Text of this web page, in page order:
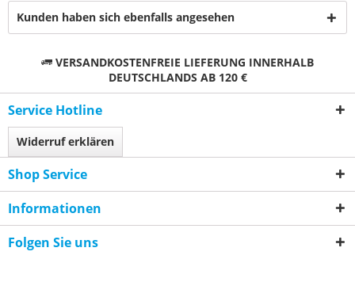
Kunden haben sich ebenfalls angesehen
VERSANDKOSTENFREIE LIEFERUNG INNERHALB
DEUTSCHLANDS AB 120 €
Service Hotline
Widerruf erklären
Shop Service
Informationen
Folgen Sie uns